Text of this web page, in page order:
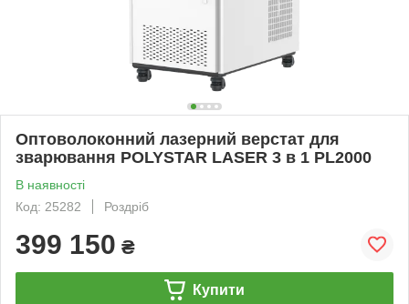
Оптоволоконний лазерний верстат для
зварювання POLYSTAR LASER 3 в 1 PL2000
В наявності
Код: 25282
Роздріб
399 150 ₴
Купити